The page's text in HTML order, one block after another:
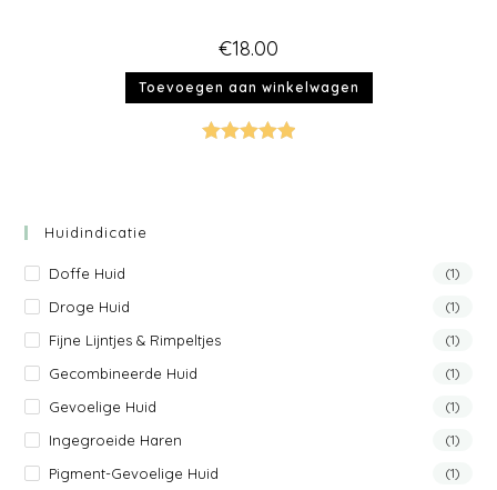
€18.00
Toevoegen aan winkelwagen
Huidindicatie
Doffe Huid (1)
Droge Huid (1)
Fijne Lijntjes & Rimpeltjes (1)
Gecombineerde Huid (1)
Gevoelige Huid (1)
Ingegroeide Haren (1)
Pigment-Gevoelige Huid (1)